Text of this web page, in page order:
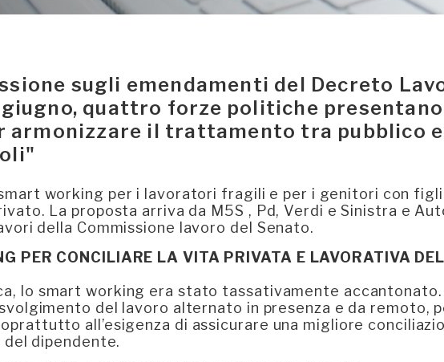
sugli emendamenti del Decreto
giugno, quattro forze politiche presentano
armonizzare il trattamento tra pubblico
working per i lavoratori fragili e per i genitori con
La proposta arriva da M5S , Pd, Verdi e Sinistra e
della Commissione lavoro del Senato.
PER CONCILIARE LA VITA PRIVATA E LAVORATIVA DEL
lo smart working era stato tassativamente
del lavoro alternato in presenza e da remoto,
all’esigenza di assicurare una migliore
dipendente.